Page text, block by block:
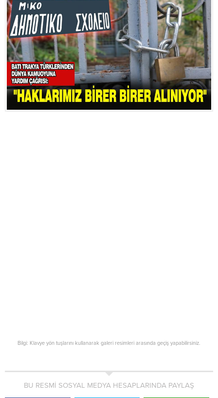
Bilgi: Klavye yön tuşlarını kullanarak galeri resimleri arasında geçiş yapabilirsiniz.
BU RESMİ SOSYAL MEDYA HESAPLARINDA PAYLAŞ